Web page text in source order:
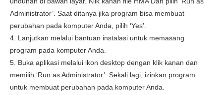
Administrator’. Saat ditanya jika program bisa membuat
perubahan pada komputer Anda, pilih ‘Yes’.
4. Lanjutkan melalui bantuan instalasi untuk memasang
program pada komputer Anda.
5. Buka aplikasi melalui ikon desktop dengan klik kanan dan
memilih ‘Run as Administrator’. Sekali lagi, izinkan program
untuk membuat perubahan pada komputer Anda.